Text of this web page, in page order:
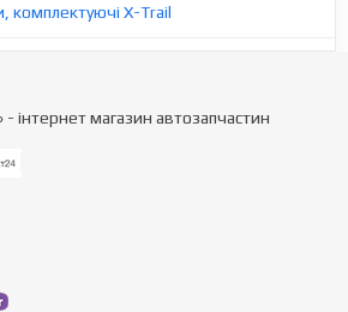
комплектуючі X-Trail
інтернет магазин автозапчастин